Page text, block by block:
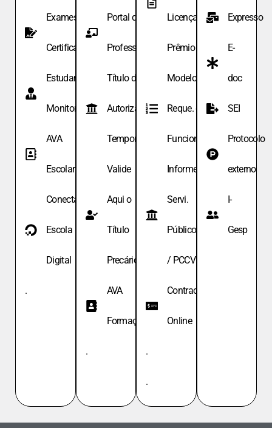
Exames de
Certificação
Estudante
Monitor
AVA
Escolar
Conecta
Escola
Digital
.
Portal do
Professor
Título de
Autoriza.
Temporária
Valide
Aqui o
Título
Precário
AVA
Formação
.
Licença
Prêmio
Modelo de
Reque. de
Funcionário
Informe
Servi.
Públicos
/ PCCV
Contracheque
Online
.
.
Expresso
E-
doc
SEI
Protocolo
externo
I-
Gesp